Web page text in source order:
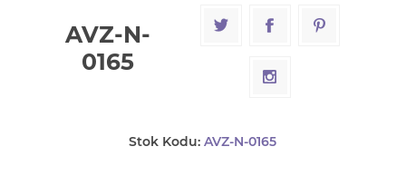
AVZ-N-
0165
Stok Kodu: AVZ-N-0165